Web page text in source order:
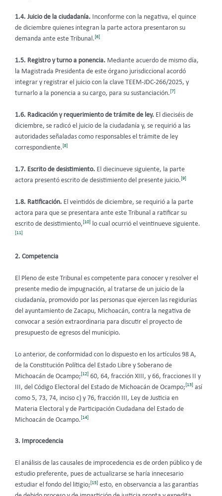
1.4. Juicio de la ciudadanía. Inconforme con la negativa, el quince
de diciembre quienes integran la parte actora presentaron su
demanda ante este Tribunal.[6]
1.5. Registro y turno a ponencia. Mediante acuerdo de mismo día,
la Magistrada Presidenta de este órgano jurisdiccional acordó
integrar y registrar el juicio con la clave TEEM-JDC-266/2025, y
turnarlo a la ponencia a su cargo, para su sustanciación.[7]
1.6. Radicación y requerimiento de trámite de ley. El dieciséis de
diciembre, se radicó el juicio de la ciudadanía y, se requirió a las
autoridades señaladas como responsables el trámite de ley
correspondiente.[8]
1.7. Escrito de desistimiento. El diecinueve siguiente, la parte
actora presentó escrito de desistimiento del presente juicio.[9]
1.8. Ratificación. El veintidós de diciembre, se requirió a la parte
actora para que se presentara ante este Tribunal a ratificar su
escrito de desistimiento,[10] lo cual ocurrió el veintinueve siguiente.
[11]
2. Competencia
El Pleno de este Tribunal es competente para conocer y resolver el
presente medio de impugnación, al tratarse de un juicio de la
ciudadanía, promovido por las personas que ejercen las regidurías
del ayuntamiento de Zacapu, Michoacán, contra la negativa de
convocar a sesión extraordinaria para discutir el proyecto de
presupuesto de egresos del municipio.
Lo anterior, de conformidad con lo dispuesto en los artículos 98 A,
de la Constitución Política del Estado Libre y Soberano de
Michoacán de Ocampo; [12] 60, 64, fracción XIII, y 66, fracciones II y
III, del Código Electoral del Estado de Michoacán de Ocampo; [13] así
como 5, 73, 74, inciso c) y 76, fracción III, Ley de Justicia en
Materia Electoral y de Participación Ciudadana del Estado de
Michoacán de Ocampo. [14]
3. Improcedencia
El análisis de las causales de improcedencia es de orden público y de
estudio preferente, pues de actualizarse se haría innecesario
estudiar el fondo del litigio;[15] esto, en observancia a las garantías